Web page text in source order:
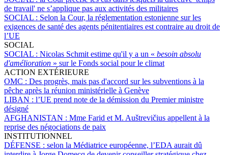
de travail' ne s’applique pas aux activités des militaires
SOCIAL : Selon la Cour, la réglementation estonienne sur les
exigences de santé des agents pénitentiaires est contraire au droit de
l’UE
SOCIAL
SOCIAL : Nicolas Schmit estime qu'il y a un « besoin absolu
d'amélioration » sur le Fonds social pour le climat
ACTION EXTÉRIEURE
OMC : Des progrès, mais pas d'accord sur les subventions à la
pêche après la réunion ministérielle à Genève
LIBAN : l’UE prend note de la démission du Premier ministre
désigné
AFGHANISTAN : Mme Farid et M. Auštrevičius appellent à la
reprise des négociations de paix
INSTITUTIONNEL
DÉFENSE : selon la Médiatrice européenne, l’EDA aurait dû